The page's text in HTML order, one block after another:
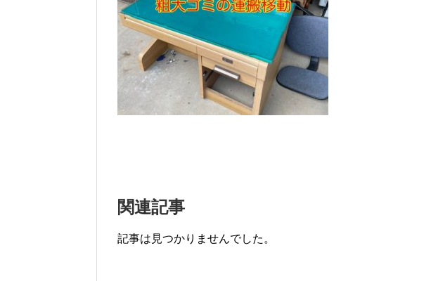
関連記事
記事は見つかりませんでした。